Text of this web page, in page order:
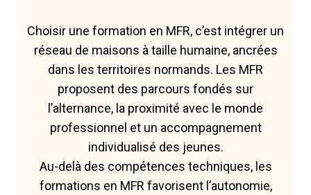
Choisir une formation en MFR, c’est intégrer un
réseau de maisons à taille humaine, ancrées
dans les territoires normands. Les MFR
proposent des parcours fondés sur
l’alternance, la proximité avec le monde
professionnel et un accompagnement
individualisé des jeunes.
Au-delà des compétences techniques, les
formations en MFR favorisent l’autonomie,